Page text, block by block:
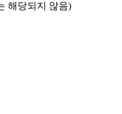
해당되지 않음)